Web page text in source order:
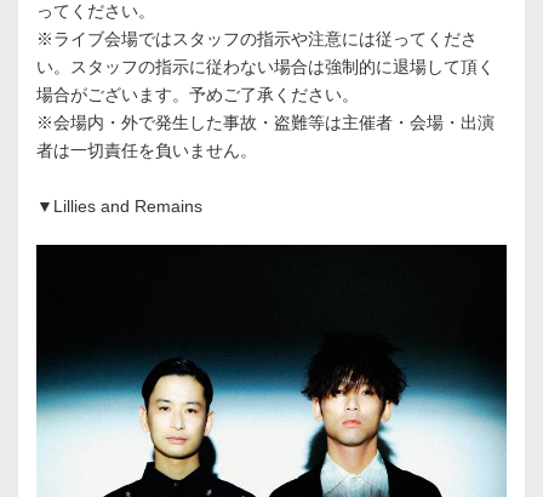
ってください。
※ライブ会場ではスタッフの指示や注意には従ってくださ
い。スタッフの指示に従わない場合は強制的に退場して頂く
場合がございます。予めご了承ください。
※会場内・外で発生した事故・盗難等は主催者・会場・出演
者は一切責任を負いません。
▼Lillies and Remains